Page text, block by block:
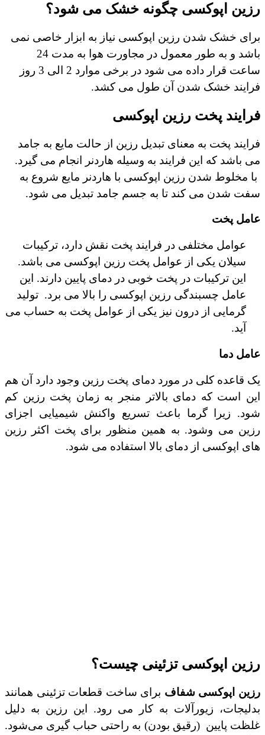
رزین اپوکسی چگونه خشک می شود؟
برای خشک شدن رزین اپوکسی نیاز به ابزار خاصی نمی
باشد و به طور معمول در مجاورت هوا به مدت 24
ساعت قرار داده می شود در برخی موارد 2 الی 3 روز
فرایند خشک شدن آن طول می کشد.
فرایند پخت رزین اپوکسی
فرایند پخت به معنای تبدیل رزین از حالت مایع به جامد
می باشد که این فرایند به وسیله هاردنر انجام می گیرد.
با مخلوط شدن رزین اپوکسی با هاردنر مایع شروع به
سفت شدن می کند تا به جسم جامد تبدیل می شود.
عامل پخت
عوامل مختلفی در فرایند پخت نقش دارد، ترکیبات
سیلان یکی از عوامل پخت رزین اپوکسی می باشد.
این ترکیبات در پخت خوبی در دمای پایین دارند. این
عامل چسبندگی رزین اپوکسی را بالا می برد. تولید
گرمایی از درون نیز یکی از عوامل پخت به حساب می
آید.
عامل دما
یک قاعده کلی در مورد دمای پخت رزین وجود دارد آن هم
این است که دمای بالاتر منجر به زمان پخت رزین کم
شود. زیرا گرما باعث تسریع واکنش شیمیایی اجزای
رزین می وشود. به همین منظور برای پخت اکثر رزین
های اپوکسی از دمای بالا استفاده می شود.
رزین اپوکسی تزئینی چیست؟
رزین اپوکسی شفاف برای ساخت قطعات تزئینی همانند
بدلیجات، زیورآلات به کار می رود. این رزین به دلیل
غلظت پایین (رقیق بودن) به راحتی حباب گیری می‌شود.